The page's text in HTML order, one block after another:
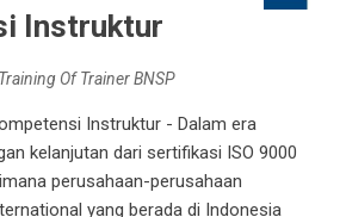
Instruktur
Training Of Trainer BNSP
Instruktur - Dalam era
kelanjutan dari sertifikasi ISO 9000
perusahaan-perusahaan
yang berada di Indonesia